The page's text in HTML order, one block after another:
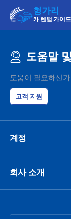
헝가리
카 렌털 가이드
도움말
도움이 필요하신
고객 지원
계정
회사 소개